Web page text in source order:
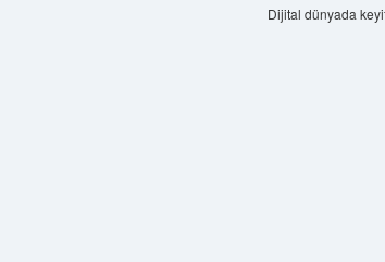
Dijital dünyada